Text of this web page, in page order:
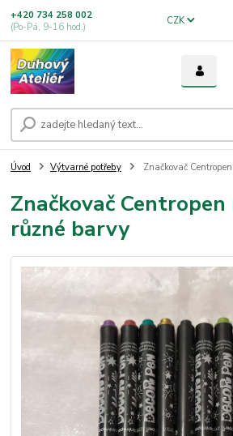
CZK
+420 734 258 002
(Po-Pá, 9-16 hod.)
Úvod Výtvarné potřeby Značkovač
Značkovač
různé barvy